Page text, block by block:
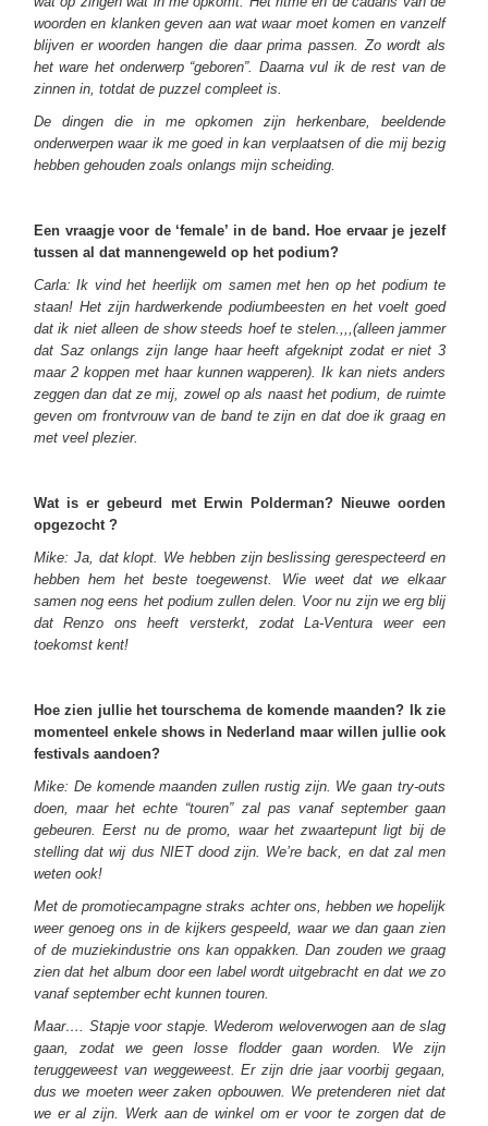
woorden en klanken geven aan wat waar moet komen en vanzelf
blijven er woorden hangen die daar prima passen. Zo wordt als
het ware het onderwerp “geboren”. Daarna vul ik de rest van de
zinnen in, totdat de puzzel compleet is.
De dingen die in me opkomen zijn herkenbare, beeldende
onderwerpen waar ik me goed in kan verplaatsen of die mij bezig
hebben gehouden zoals onlangs mijn scheiding.
Een vraagje voor de ‘female’ in de band. Hoe ervaar je jezelf
tussen al dat mannengeweld op het podium?
Carla: Ik vind het heerlijk om samen met hen op het podium te
staan! Het zijn hardwerkende podiumbeesten en het voelt goed
dat ik niet alleen de show steeds hoef te stelen.,,,(alleen jammer
dat Saz onlangs zijn lange haar heeft afgeknipt zodat er niet 3
maar 2 koppen met haar kunnen wapperen). Ik kan niets anders
zeggen dan dat ze mij, zowel op als naast het podium, de ruimte
geven om frontvrouw van de band te zijn en dat doe ik graag en
met veel plezier.
Wat is er gebeurd met Erwin Polderman? Nieuwe oorden
opgezocht ?
Mike: Ja, dat klopt. We hebben zijn beslissing gerespecteerd en
hebben hem het beste toegewenst. Wie weet dat we elkaar
samen nog eens het podium zullen delen. Voor nu zijn we erg blij
dat Renzo ons heeft versterkt, zodat La-Ventura weer een
toekomst kent!
Hoe zien jullie het tourschema de komende maanden? Ik zie
momenteel enkele shows in Nederland maar willen jullie ook
festivals aandoen?
Mike: De komende maanden zullen rustig zijn. We gaan try-outs
doen, maar het echte “touren” zal pas vanaf september gaan
gebeuren. Eerst nu de promo, waar het zwaartepunt ligt bij de
stelling dat wij dus NIET dood zijn. We’re back, en dat zal men
weten ook!
Met de promotiecampagne straks achter ons, hebben we hopelijk
weer genoeg ons in de kijkers gespeeld, waar we dan gaan zien
of de muziekindustrie ons kan oppakken. Dan zouden we graag
zien dat het album door een label wordt uitgebracht en dat we zo
vanaf september echt kunnen touren.
Maar…. Stapje voor stapje. Wederom weloverwogen aan de slag
gaan, zodat we geen losse flodder gaan worden. We zijn
teruggeweest van weggeweest. Er zijn drie jaar voorbij gegaan,
dus we moeten weer zaken opbouwen. We pretenderen niet dat
we er al zijn. Werk aan de winkel om er voor te zorgen dat de